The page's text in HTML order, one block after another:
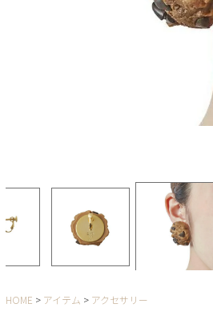
HOME アイテム アクセサリー